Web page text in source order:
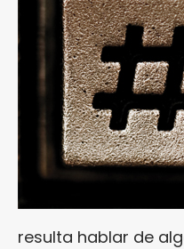
resulta hablar de